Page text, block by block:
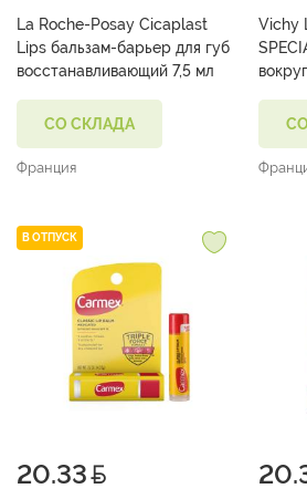
La Roche-Posay Cicaplast
Lips бальзам-барьер для губ
восстанавливающий 7,5 мл
СО СКЛАДА
Франция
Vichy
В ОТПУСК
20.33